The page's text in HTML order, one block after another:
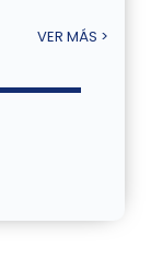
VER MÁS >